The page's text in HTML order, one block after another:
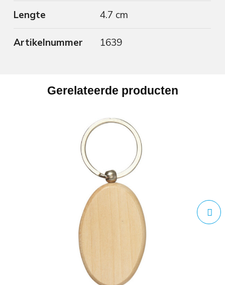
Lengte 4.7 cm
Artikelnummer 1639
Gerelateerde producten